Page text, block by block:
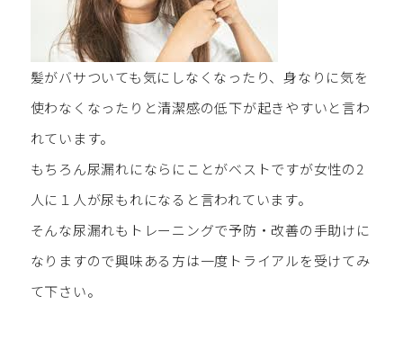
髪がバサついても気にしなくなったり、身なりに気を
使わなくなったりと清潔感の低下が起きやすいと言わ
れています。
もちろん尿漏れにならにことがベストですが女性の2
人に１人が尿もれになると言われています。
そんな尿漏れもトレーニングで予防・改善の手助けに
なりますので興味ある方は一度トライアルを受けてみ
て下さい。